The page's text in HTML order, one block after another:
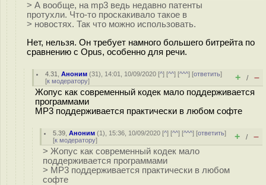
> А вообще, на mp3 ведь недавно патенты
протухли. Что-то проскакивало такое в
> новостях. Так что можно использовать.
Нет, нельзя. Он требует намного большего битрейта по
сравнению с Opus, особенно для речи.
4.31 ,Аноним (31), 14:01, 10/09/2020 [^] [^^] [^^^] [ответить]
[к модератору] + / –
Жопус как современный кодек мало поддерживается
программами
MP3 поддерживается практически в любом софте
5.39 ,Аноним (1), 15:36, 10/09/2020 [^] [^^] [^^^] [ответить]
[к модератору] + / –
> Жопус как современный кодек мало
поддерживается программами
> MP3 поддерживается практически в любом
софте